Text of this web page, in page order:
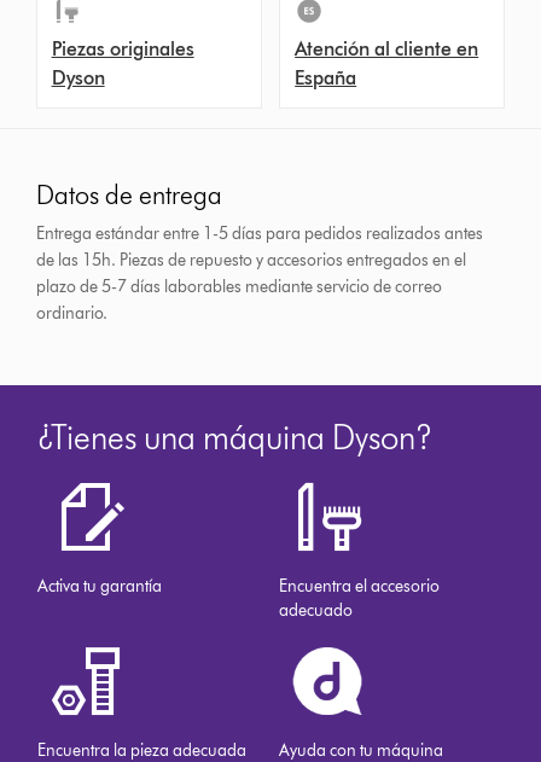
Piezas originales
Dyson
Atención al cliente en
España
Datos de entrega
Entrega estándar entre 1-5 días para pedidos realizados antes
de las 15h. Piezas de repuesto y accesorios entregados en el
plazo de 5-7 días laborables mediante servicio de correo
ordinario.
¿Tienes una máquina Dyson?
Activa tu garantía
Encuentra el accesorio
adecuado
Encuentra la pieza adecuada Ayuda con tu máquina